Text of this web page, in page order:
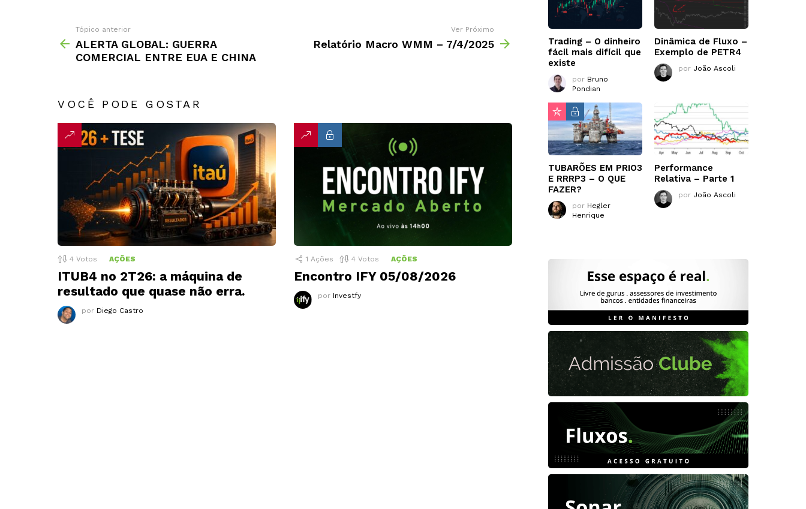
Tópico anterior
ALERTA GLOBAL: GUERRA
COMERCIAL ENTRE EUA E CHINA
Ver Próximo
Relatório Macro WMM – 7/4/2025
VOCÊ PODE GOSTAR
4 Votos AÇÕES
ITUB4 no 2T26: a máquina de
resultado que quase não erra.
por Diego Castro
1 Ações 4 Votos AÇÕES
Encontro IFY 05/08/2026
por Investfy
Trading – O dinheiro
fácil mais difícil que
existe
por Bruno
Pondian
Dinâmica de Fluxo –
Exemplo de PETR4
por João Ascoli
TUBARÕES EM PRIO3
E RRRP3 – O QUE
FAZER?
por Hegler
Henrique
Performance
Relativa – Parte 1
por João Ascoli